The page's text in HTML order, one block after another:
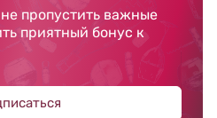
пропустить важные
приятный бонус к